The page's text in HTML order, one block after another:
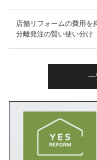
店舗リフォームの費用を
分離発注の賢い使い分け